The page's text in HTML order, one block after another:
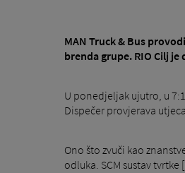
MAN Truck & Bus
brenda grupe. RIO Cilj
U ponedjeljak ujutro, u
Dispečer provjerava
Ono što zvuči kao
odluka. SCM sustav